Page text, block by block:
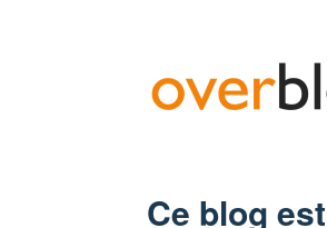
Ce blog est